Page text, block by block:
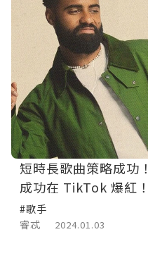
短時長歌曲策略成功
成功在 TikTok 爆紅！
#歌手
睿忒
2024.01.03